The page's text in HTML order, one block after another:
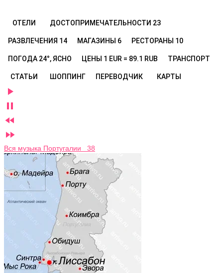
ОТЕЛИ ДОСТОПРИМЕЧАТЕЛЬНОСТИ 23
РАЗВЛЕЧЕНИЯ 14 МАГАЗИНЫ 6 РЕСТОРАНЫ 10
ПОГОДА 24°, ЯСНО ЦЕНЫ 1 EUR = 89.1 RUB ТРАНСПОРТ
СТАТЬИ ШОППИНГ ПЕРЕВОДЧИК КАРТЫ




Вся музыка Португалии 38